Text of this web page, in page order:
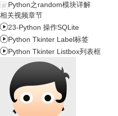
Python之random模块详解
相关视频章节
23-Python 操作SQLite
Python Tkinter Label标签
Python Tkinter Listbox列表框